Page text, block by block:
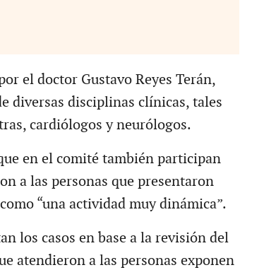
el doctor Gustavo Reyes Terán,
diversas disciplinas clínicas, tales
cardiólogos y neurólogos.
en el comité también participan
a las personas que presentaron
“una actividad muy dinámica”.
los casos en base a la revisión del
atendieron a las personas exponen